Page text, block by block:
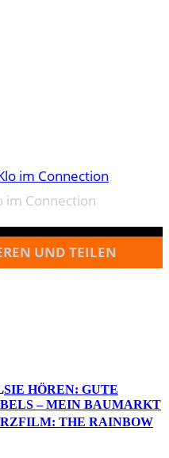
im Connection
UND TEILEN
SIE HÖREN: GUTE
– MEIN BAUMARKT
THE RAINBOW